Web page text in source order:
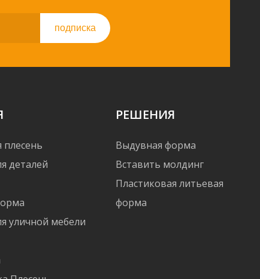
подписка
деталей
уличной мебели
РЕШЕНИЯ
Выдувная форма
Вставить молдинг
Пластиковая литьевая
форма